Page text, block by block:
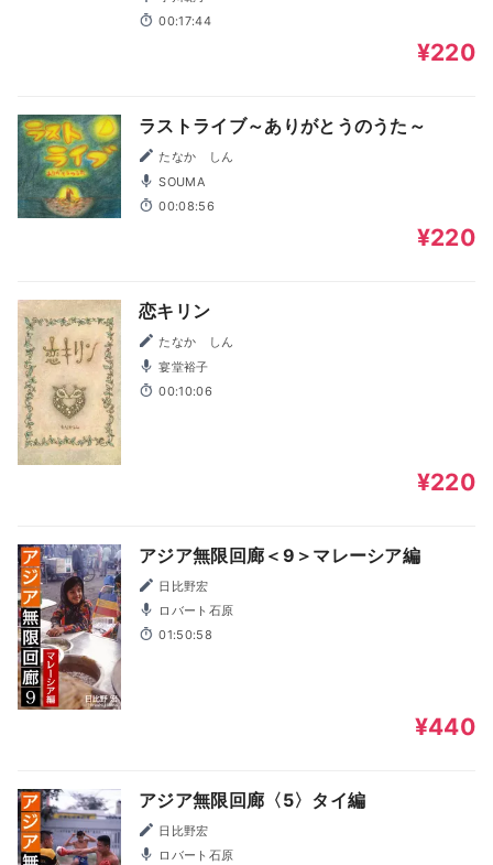
00:17:44
¥220
ラストライブ～ありがとうのうた～
たなか しん
SOUMA
00:08:56
¥220
恋キリン
たなか しん
宴堂裕子
00:10:06
¥220
アジア無限回廊＜9＞マレーシア編
日比野宏
ロバート石原
01:50:58
¥440
アジア無限回廊〈5〉タイ編
日比野宏
ロバート石原